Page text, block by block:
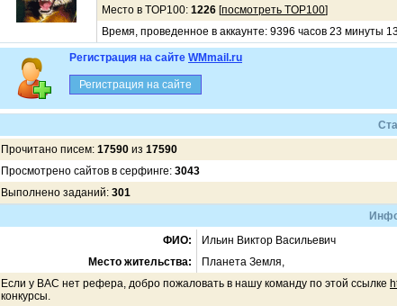
Место в TOP100: 1226 [посмотреть TOP100]
Время, проведенное в аккаунте: 9396 часов 23 минуты
Регистрация на сайте WMmail.ru
Прочитано писем: 17590 из 17590
Просмотрено сайтов в серфинге: 3043
Выполнено заданий: 301
ФИО:
Ильин Виктор Васильевич
Место жительства:
Планета Земля,
Если у ВАС нет рефера, добро пожаловать в нашу команду по этой ссылке
конкурсы.